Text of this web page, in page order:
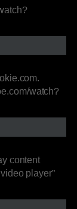
watch?
content
player”